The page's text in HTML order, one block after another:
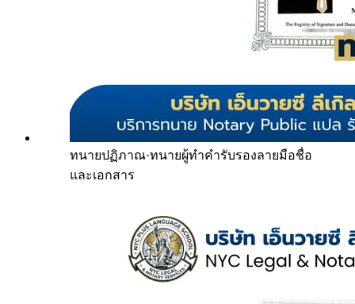
ทนายปฏิภาณ·ทนายผู้ทำคำรับรองลายมือชื่อ
และเอกสาร